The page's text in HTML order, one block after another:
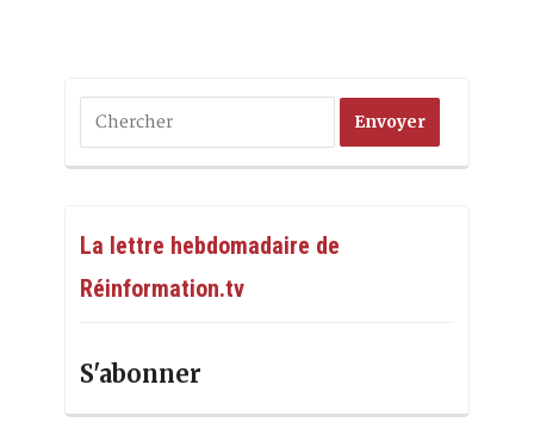
La lettre hebdomadaire de
Réinformation.tv
S'abonner